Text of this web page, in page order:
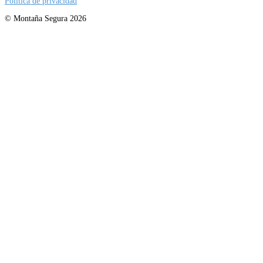
© Montaña Segura 2026